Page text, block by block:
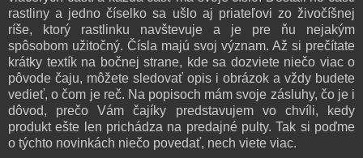
rastliny a jedno číselko sa ušlo aj priateľovi zo živočíšnej
ríše, ktorý rastlinku navštevuje a je pre ňu nejakým
spôsobom užitočný. Čísla majú svoj význam. Až si prečítate
krátky textík na bočnej strane, kde sa dozviete niečo viac o
pôvode čaju, môžete sledovať opis i obrázok a vždy budete
vedieť, o čom je reč. Na popisoch mám svoje zásluhy, čo je i
dôvod, prečo Vám čajíky predstavujem vo chvíli, kedy
produkt ešte len prichádza na predajné pulty.Tak si poďme
o týchto novinkách niečo povedať, nech viete viac.